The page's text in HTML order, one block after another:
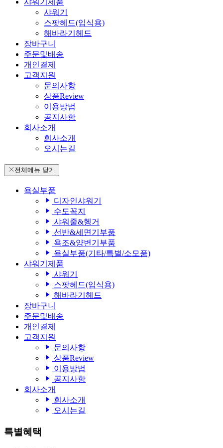
샤워기제품
샤워기
스팟헤드(입식용)
해바라기헤드
장바구니
주문및배송
개인결제
고객지원
문의사항
상품Review
이용방법
공지사항
회사소개
회사소개
오시는길
전체메뉴 닫기
욕실부품
디자인샤워기
수도꼭지
샤워줄&헹거
선반&세면기부품
욕조&양변기부품
욕실부품(기타/특별/소모품)
샤워기제품
샤워기
스팟헤드(입식용)
해바라기헤드
장바구니
주문및배송
개인결제
고객지원
문의사항
상품Review
이용방법
공지사항
회사소개
회사소개
오시는길
특별혜택